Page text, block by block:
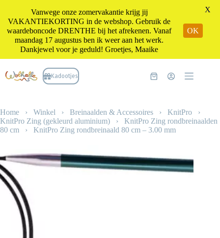
naar
de
Kadootjes Winkelwagen
Home › Winkel › Breinaalden & Accessoires › KnitPro ›
KnitPro Zing (gekleurd aluminium) › KnitPro Zing rondbreinaalden
80 cm › KnitPro Zing rondbreinaald 80 cm – 3.00 mm
Vanwege onze zomervakantie krijg jij
VAKANTIEKORTING in de webshop. Gebruik de
waardeboncode DRENTHE bij het afrekenen. Vanaf
maandag 17 augustus ben ik weer aan het werk.
Dankjewel voor je geduld! Groetjes, Maaike
OK
X